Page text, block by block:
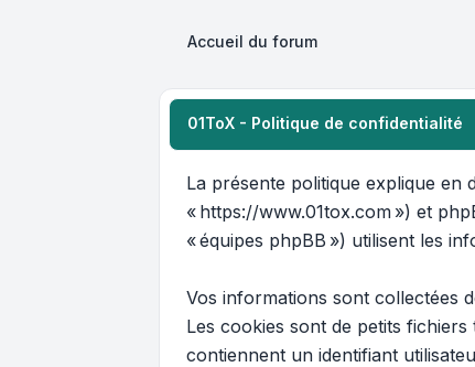
Accueil du forum
01ToX - Politique de confidentialité
La présente politique explique en
« https://www.01tox.com ») et
« équipes phpBB ») utilisent les
Vos informations sont collectées
Les cookies sont de petits
contiennent un identifiant